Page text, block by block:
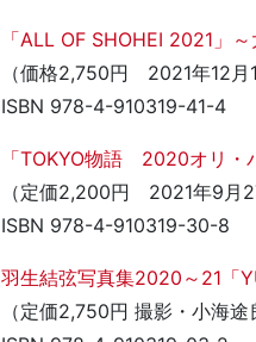
「ALL OF SHOHEI 2021」
（価格2,750円 2021年12月
ISBN 978-4-910319-41-4
「TOKYO物語 2020オリ・
（定価2,200円 2021年9月
ISBN 978-4-910319-30-8
羽生結弦写真集2020～21「
（定価2,750円 撮影・小海